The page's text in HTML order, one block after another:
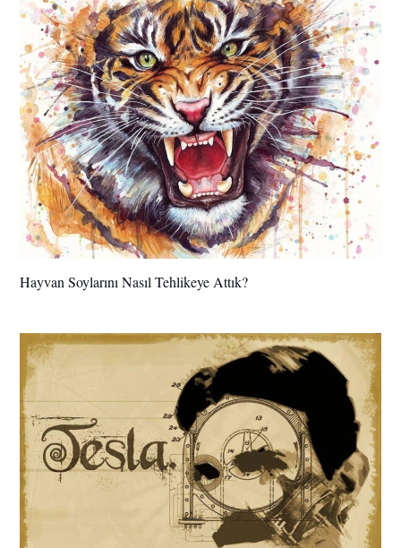
Hayvan Soylarını Nasıl Tehlikeye Attık?